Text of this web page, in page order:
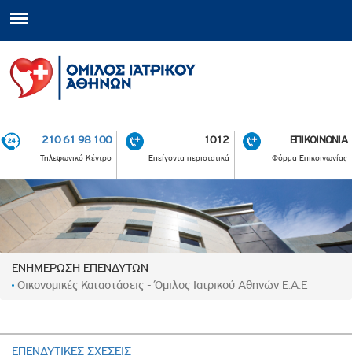
210 61 98 100
Τηλεφωνικό Κέντρο
1012
Επείγοντα περιστατικά
ΕΠΙΚΟΙΝΩΝΙΑ
Φόρμα Επικοινωνίας
ΕΝΗΜΕΡΩΣΗ ΕΠΕΝΔΥΤΩΝ
Οικονομικές Καταστάσεις - Όμιλος Ιατρικού Αθηνών Ε.Α.Ε
ΕΠΕΝΔΥΤΙΚΕΣ ΣΧΕΣΕΙΣ